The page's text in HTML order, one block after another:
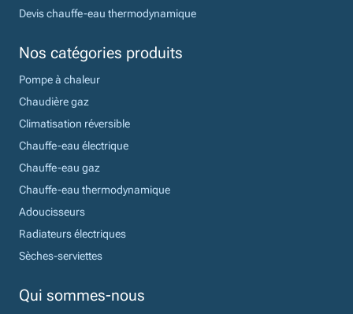
Devis chauffe-eau thermodynamique
Nos catégories produits
Pompe à chaleur
Chaudière gaz
Climatisation réversible
Chauffe-eau électrique
Chauffe-eau gaz
Chauffe-eau thermodynamique
Adoucisseurs
Radiateurs électriques
Sèches-serviettes
Qui sommes-nous